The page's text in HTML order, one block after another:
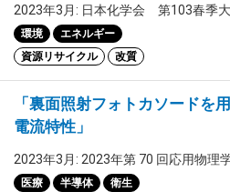
2023年3月: 日本化学会 第103春季
環境
エネルギー
資源リサイクル
改質
「裏面照射フォトカソードを
電流特性」
2023年3月: 2023年第 70 回応用物理
医療 半導体
衛生